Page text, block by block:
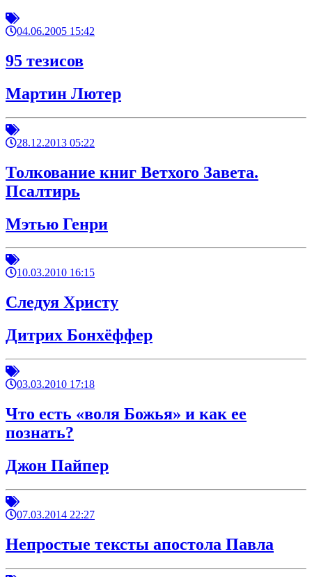
04.06.2005 15:42
95 тезисов
Мартин Лютер
28.12.2013 05:22
Толкование книг Ветхого Завета.
Псалтирь
Мэтью Генри
10.03.2010 16:15
Следуя Христу
Дитрих Бонхёффер
03.03.2010 17:18
Что есть «воля Божья» и как ее
познать?
Джон Пайпер
07.03.2014 22:27
Непростые тексты апостола Павла